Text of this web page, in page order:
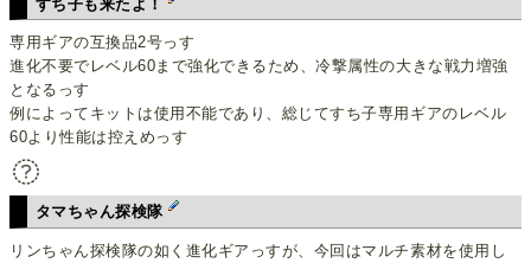
すち子も来たよ！
専用ギアの互換品2号っす
進化不要でレベル60まで強化できるため、冷撃属性の大きな戦力増強
となるっす
例によってキットは使用不能であり、総じてすち子専用ギアのレベル
60より性能は控えめっす
タマちゃん探検隊
リンちゃん探検隊の如く進化ギアっすが、今回はマルチ素材を使用し